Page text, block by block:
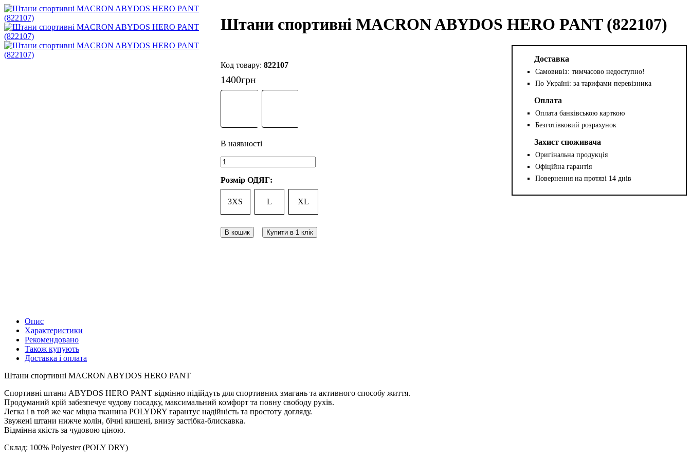
Штани спортивні MACRON ABYDOS HERO PANT (822107)
822107
1400грн
Розмір ОДЯГ:
3XS L XL
В кошик Купити в 1 клік
Доставка
Самовивіз: тимчасово недоступно!
По Україні: за тарифами перевізника
Оплата
Оплата банківською карткою
Безготівковий розрахунок
Захист споживача
Оригінальна продукція
Офіційна гарантія
Повернення на протязі 14 днів
Опис
Характеристики
Рекомендовано
Також купують
Доставка і оплата
Штани спортивні MACRON ABYDOS HERO PANT
Спортивні штани ABYDOS HERO PANT відмінно підійдуть для спортивних змагань та активного способу життя.
Продуманий крій забезпечує чудову посадку, максимальний комфорт та повну свободу рухів.
Легка і в той же час міцна тканина POLYDRY гарантує надійність та простоту догляду.
Звужені штани нижче колін, бічні кишені, внизу застібка-блискавка.
Відмінна якість за чудовою ціною.
Склад: 100% Polyester (POLY DRY)